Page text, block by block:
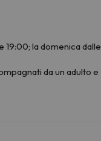
19:00; la domenica dalle
da un adulto e